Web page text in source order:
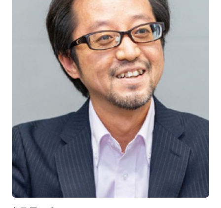
タ、環境データ、作業員データなどを連携し、事前にシ
ミュレーションすることで工程遅延の解消、品質の向
上、安全性の確保などに活用していきます」（北原氏）
さらにその先として、自社開発のスマートビル管理プラ
ットフォーム、建設ロボットプラットフォーム等との連
携を深め、地域社会のデータプラットフォームとの連携
も図りながら、新しい建築・まちづくりサービスの提供
を目指していく考えです。